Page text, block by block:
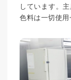
しています。
色料は一切使用